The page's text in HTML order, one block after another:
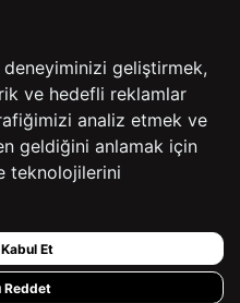
geliştirmek,
ve hedefli reklamlar
analiz etmek ve
geldiğini anlamak için
teknolojilerini
Et
Reddet